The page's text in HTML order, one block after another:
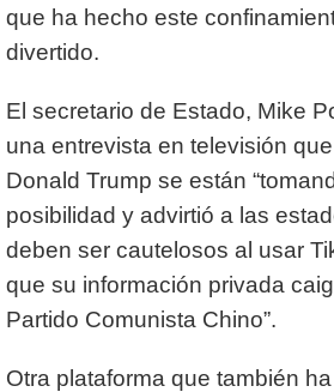
que ha hecho este
divertido.
El secretario de Estado, Mike
una entrevista en televisión
Donald Trump se están
posibilidad y advirtió a las
deben ser cautelosos al usar
que su información privada
Partido Comunista Chino”.
Otra plataforma que también